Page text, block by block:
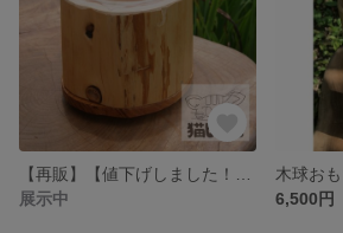
展示中
6,500円